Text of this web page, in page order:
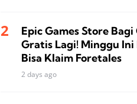
Epic Games Store Bagi
Gratis Lagi! Minggu Ini
Bisa Klaim Foretales
2 days ago